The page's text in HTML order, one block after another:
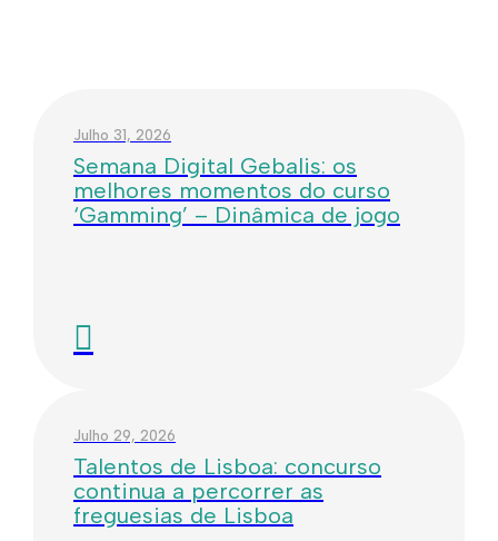
Julho 31, 2026
Semana Digital Gebalis: os
melhores momentos do curso
‘Gamming’ – Dinâmica de jogo
Julho 29, 2026
Talentos de Lisboa: concurso
continua a percorrer as
freguesias de Lisboa